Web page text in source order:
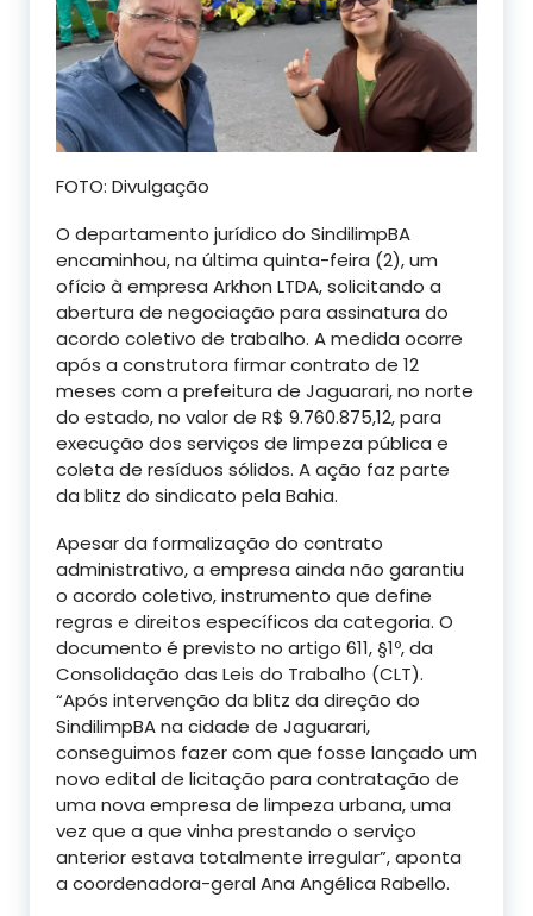
FOTO: Divulgação
O departamento jurídico do SindilimpBA
encaminhou, na última quinta-feira (2), um
ofício à empresa Arkhon LTDA, solicitando a
abertura de negociação para assinatura do
acordo coletivo de trabalho. A medida ocorre
após a construtora firmar contrato de 12
meses com a prefeitura de Jaguarari, no norte
do estado, no valor de R$ 9.760.875,12, para
execução dos serviços de limpeza pública e
coleta de resíduos sólidos. A ação faz parte
da blitz do sindicato pela Bahia.
Apesar da formalização do contrato
administrativo, a empresa ainda não garantiu
o acordo coletivo, instrumento que define
regras e direitos específicos da categoria. O
documento é previsto no artigo 611, §1º, da
Consolidação das Leis do Trabalho (CLT).
“Após intervenção da blitz da direção do
SindilimpBA na cidade de Jaguarari,
conseguimos fazer com que fosse lançado um
novo edital de licitação para contratação de
uma nova empresa de limpeza urbana, uma
vez que a que vinha prestando o serviço
anterior estava totalmente irregular”, aponta
a coordenadora-geral Ana Angélica Rabello.